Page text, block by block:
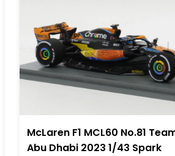
McLaren F1 MCL60 No.81
Abu Dhabi 2023 1/43 Spark